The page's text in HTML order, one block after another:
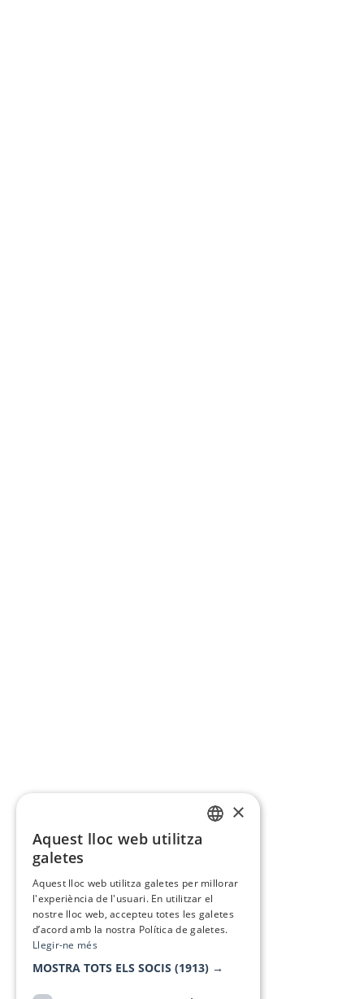
×
Aquest lloc web utilitza
galetes
Aquest lloc web utilitza galetes per millorar
l'experiència de l'usuari. En utilitzar el
nostre lloc web, accepteu totes les galetes
d’acord amb la nostra Política de galetes.
Llegir-ne més
MOSTRA TOTS ELS SOCIS (1913) →